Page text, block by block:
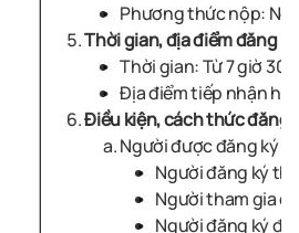
Phương thức nộp: Ng
Thời gian, địa điểm đăng
Thờigian:Từ7 giờ 30
Địa điểm tiếp nhận hồ
Điều kiện, cách thức đăng
Người được đăng ký
Người đăng ký
Người tham gia
Người đăng ký